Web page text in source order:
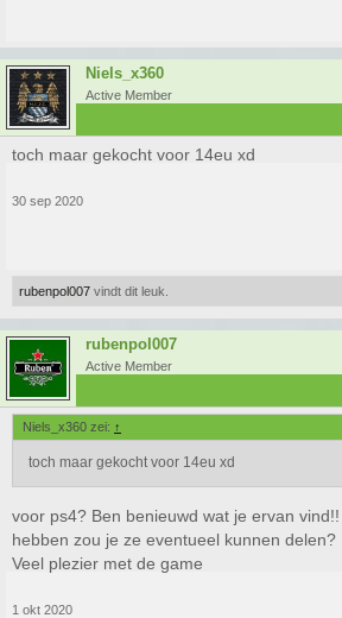
Niels_x360
Active Member
toch maar gekocht voor 14eu xd
30 sep 2020
rubenpol007 vindt dit leuk.
rubenpol007
Active Member
Niels_x360 zei: ↑
toch maar gekocht voor 14eu xd
voor ps4? Ben benieuwd wat je ervan
hebben zou je ze eventueel kunnen delen?
Veel plezier met de game
1 okt 2020